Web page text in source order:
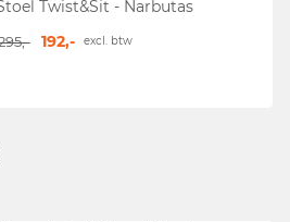
Twist&Sit - Narbutas
192,- excl. btw